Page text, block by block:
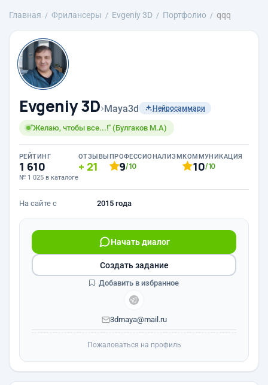
Главная Фрилансеры Evgeniy 3D Портфолио qqq
Evgeniy 3D›Maya3d Нейросаммари
"Желаю, чтобы все...!" (Булгаков М.А)
РЕЙТИНГ
1 610
№ 1 025 в каталоге
ОТЗЫВЫ
21
ПРОФЕССИОНАЛИЗМ
9/10
КОММУНИКАЦИЯ
10/10
На сайте с 2015 года
Начать диалог
3dmaya@mail.ru
Создать задание
Добавить в избранное
Пожаловаться на профиль